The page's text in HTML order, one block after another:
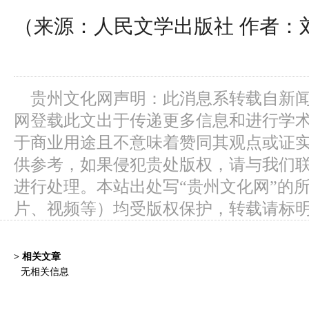
（来源：人民文学出版社 作者：
贵州文化网声明：此消息系转载自新
网登载此文出于传递更多信息和进行学
于商业用途且不意味着赞同其观点或证
供参考，如果侵犯贵处版权，请与我们
进行处理。本站出处写“贵州文化网”的
片、视频等）均受版权保护，转载请标
> 相关文章
无相关信息